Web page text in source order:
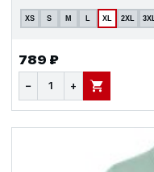
XS S M XL 2XL 3XL
789 ₽
− + В КОРЗИНУ